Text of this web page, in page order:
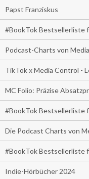
Papst Franziskus
#BookTok Bestsellerliste
Podcast-Charts von
TikTok x Media Control -
MC Folio: Präzise
#BookTok Bestsellerliste
Die Podcast Charts von
#BookTok Bestsellerliste
Indie-Hörbücher 2024